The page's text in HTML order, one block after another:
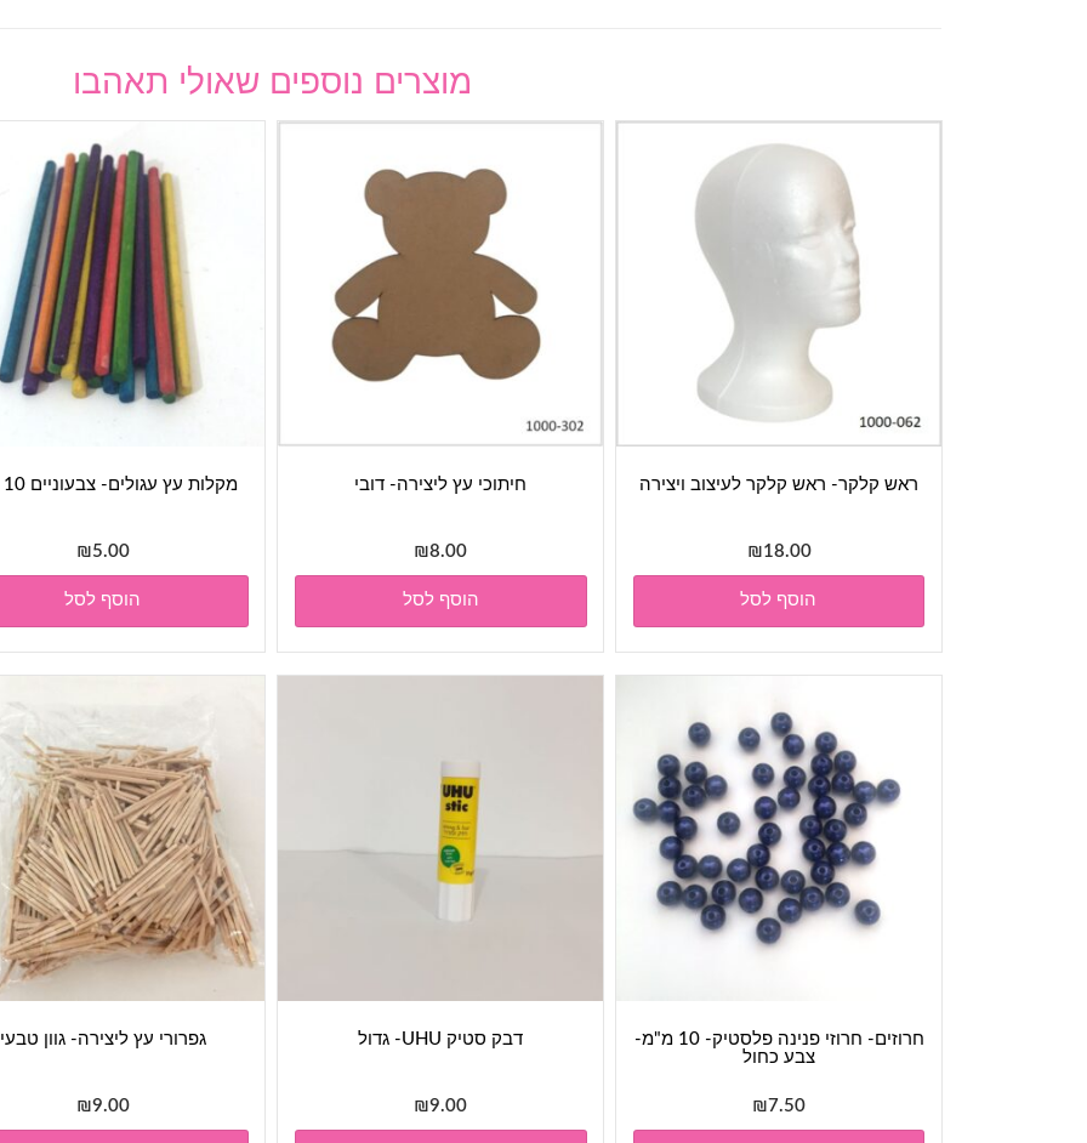
מוצרים נוספים שאולי תאהבו
מקלות עץ עגולים- צבעוניים 10 ס"מ
₪5.00
הוסף לסל
חיתוכי עץ ליצירה- דובי
₪8.00
הוסף לסל
ראש קלקר- ראש קלקר לעיצוב ויצירה
₪18.00
הוסף לסל
גפרורי עץ ליצירה- גוון טבעי
₪9.00
דבק סטיק UHU- גדול
₪9.00
חרוזים- חרוזי פנינה פלסטיק- 10 מ"מ-
צבע כחול
₪7.50